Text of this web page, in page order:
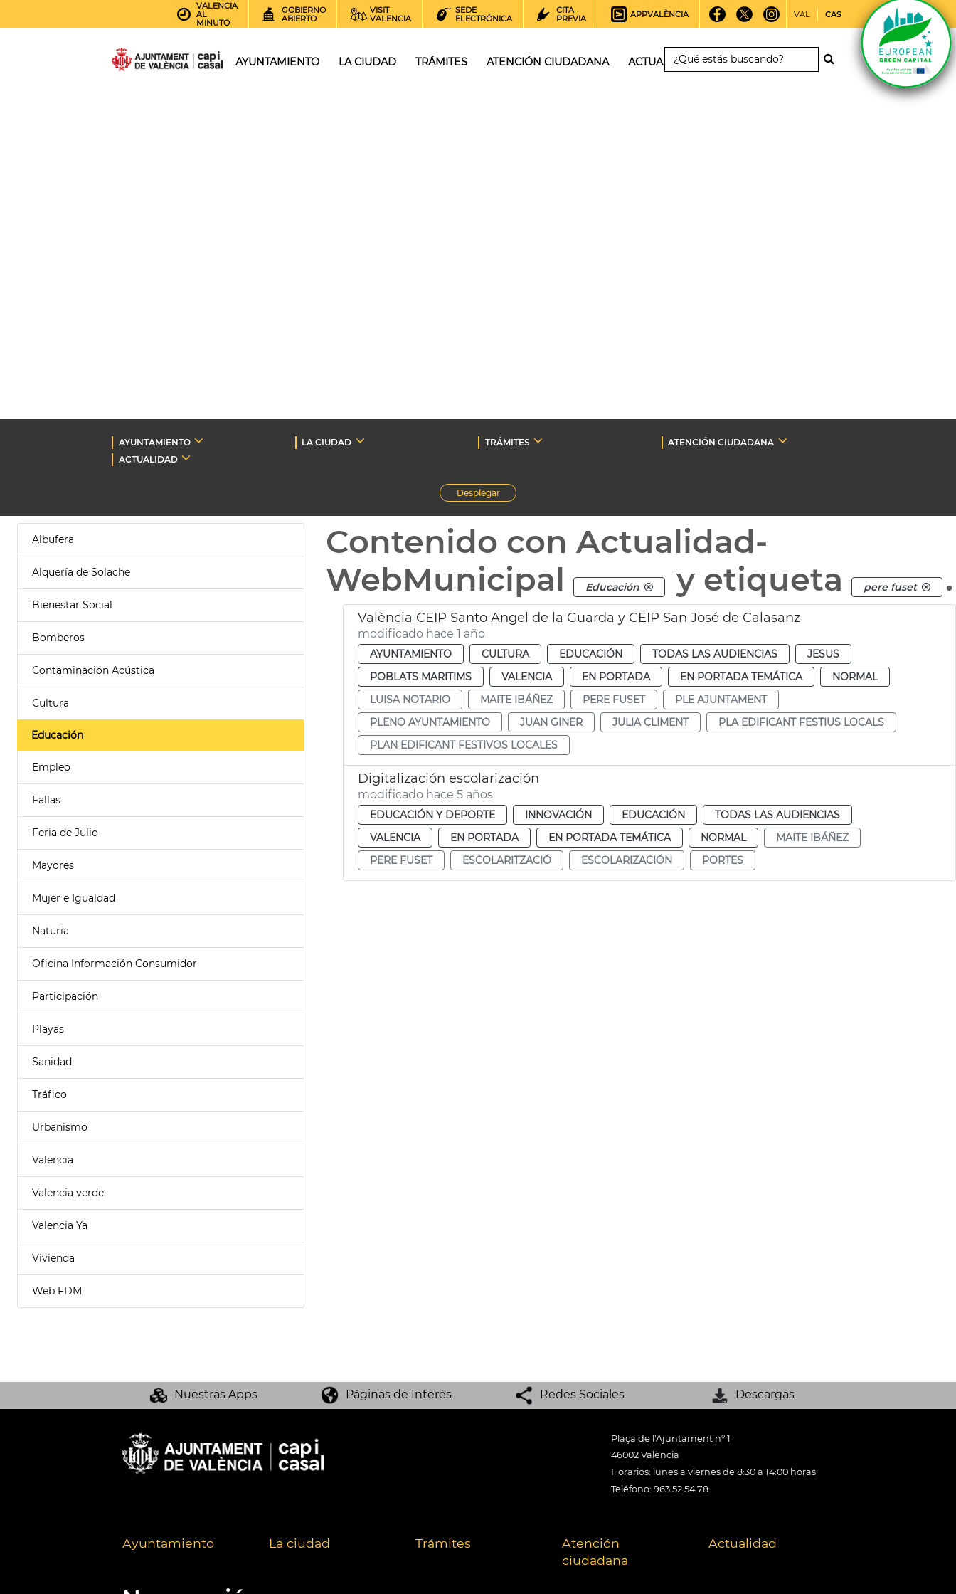
VALENCIA
AL
MINUTO
GOBIERNO
ABIERTO
VISIT
VALENCIA
SEDE
ELECTRÓNICA
CITA
PREVIA
APPVALÈNCIA VAL CAS
AYUNTAMIENTO LA CIUDAD TRÁMITES ATENCIÓN CIUDADANA ACTUALIDAD
AYUNTAMIENTO LA CIUDAD TRÁMITES
ATENCIÓN CIUDADANA
ACTUALIDAD
Desplegar
Albufera
Alquería de Solache
Bienestar Social
Bomberos
Contaminación Acústica
Cultura
Educación
Empleo
Fallas
Feria de Julio
Mayores
Mujer e Igualdad
Naturia
Oficina Información Consumidor
Participación
Playas
Sanidad
Tráfico
Urbanismo
Valencia
Valencia verde
Valencia Ya
Vivienda
Web FDM
Contenido con Actualidad-
WebMunicipal
Educación y etiqueta pere fuset .
València CEIP Santo Angel de la Guarda y CEIP San José de Calasanz
modificado hace 1 año
AYUNTAMIENTO CULTURA EDUCACIÓN TODAS LAS AUDIENCIAS
JESUS
POBLATS MARITIMS
VALENCIA EN PORTADA EN PORTADA TEMÁTICA
NORMAL
LUISA NOTARIO
MAITE IBÁÑEZ PERE FUSET
PLE AJUNTAMENT
PLENO AYUNTAMIENTO
JUAN GINER JULIA CLIMENT
PLA EDIFICANT FESTIUS LOCALS
PLAN EDIFICANT FESTIVOS LOCALES
Digitalización escolarización
modificado hace 5 años
EDUCACIÓN Y DEPORTE INNOVACIÓN EDUCACIÓN
TODAS LAS AUDIENCIAS
VALENCIA
EN PORTADA EN PORTADA TEMÁTICA NORMAL
MAITE IBÁÑEZ
PERE FUSET
ESCOLARITZACIÓ ESCOLARIZACIÓN PORTES
Nuestras Apps Páginas de Interés Redes Sociales Descargas
Plaça de l'Ajuntament nº 1
46002 València
Horarios: lunes a viernes de 8:30 a 14:00 horas
Teléfono: 963 52 54 78
Ayuntamiento La ciudad Trámites
Atención
ciudadana
Actualidad